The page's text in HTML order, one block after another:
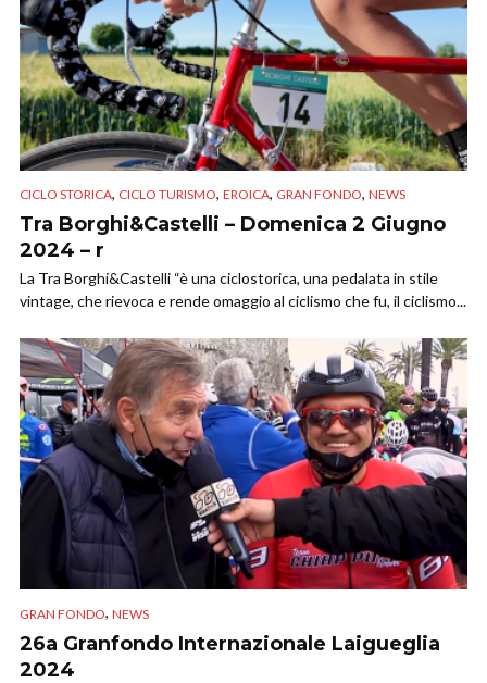
CICLO STORICA, CICLO TURISMO, EROICA, GRAN FONDO, NEWS
Tra Borghi&Castelli – Domenica 2 Giugno
2024 – r
La Tra Borghi&Castelli “è una ciclostorica, una pedalata in stile
vintage, che rievoca e rende omaggio al ciclismo che fu, il ciclismo...
GRAN FONDO, NEWS
26a Granfondo Internazionale Laigueglia
2024